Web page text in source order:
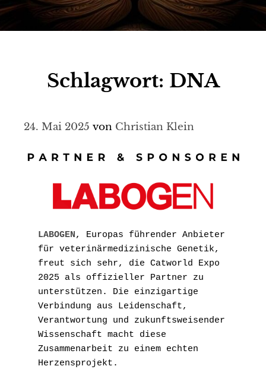
Schlagwort: DNA
24. Mai 2025 von Christian Klein
LABOGEN, Europas führender Anbieter
für veterinärmedizinische Genetik,
freut sich sehr, die Catworld Expo
2025 als offizieller Partner zu
unterstützen. Die einzigartige
Verbindung aus Leidenschaft,
Verantwortung und zukunftsweisender
Wissenschaft macht diese
Zusammenarbeit zu einem echten
Herzensprojekt.